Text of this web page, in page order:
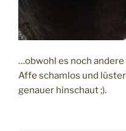
…obwohl es noch
Affe schamlos und
genauer hinschaut ;).